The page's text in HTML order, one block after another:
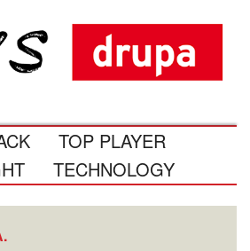
TOP PLAYER
TECHNOLOGY